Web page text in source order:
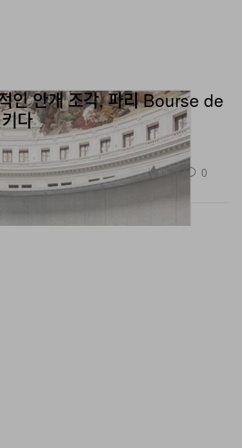
인 안개 조각, 파리 Bourse de
다
1.8K 0